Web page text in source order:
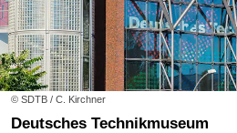
© SDTB / C. Kirchner
Deutsches Technikmuseum